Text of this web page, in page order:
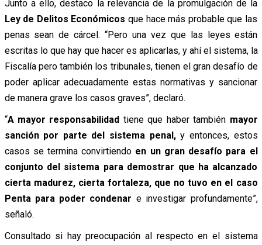
Junto a ello, destaco la relevancia de la promulgación de la
Ley de Delitos Económicos que hace más probable que las
penas sean de cárcel. “Pero una vez que las leyes están
escritas lo que hay que hacer es aplicarlas, y ahí el sistema, la
Fiscalía pero también los tribunales, tienen el gran desafío de
poder aplicar adecuadamente estas normativas y sancionar
de manera grave los casos graves”, declaró.
“A mayor responsabilidad tiene que haber también mayor
sanción por parte del sistema penal,y entonces, estos
casos se termina convirtiendo en un gran desafío para el
conjunto del sistema para demostrar que ha alcanzado
cierta madurez, cierta fortaleza, que no tuvo en el caso
Penta para poder condenar e investigar profundamente”,
señaló.
Consultado si hay preocupación al respecto en el sistema